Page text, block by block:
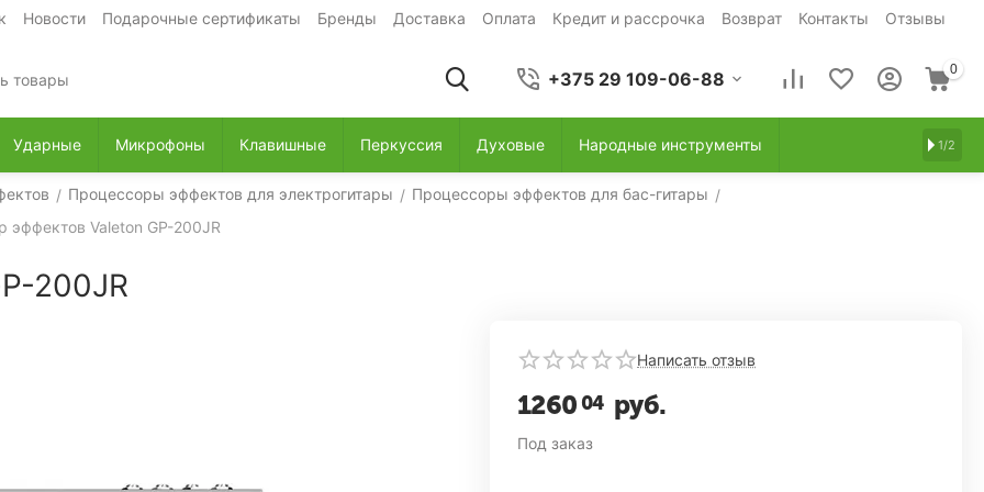
Новости Подарочные сертификаты Бренды Доставка Оплата Кредит и рассрочка Возврат Контакты Отзывы
+375 29 109-06-88 0
Ударные Микрофоны Клавишные Перкуссия Духовые Народные инструменты 1/2
/ Процессоры эффектов для электрогитары / Процессоры эффектов для бас-гитары /
эффектов Valeton GP-200JR
200JR
Написать отзыв
1260 04 руб.
Под заказ